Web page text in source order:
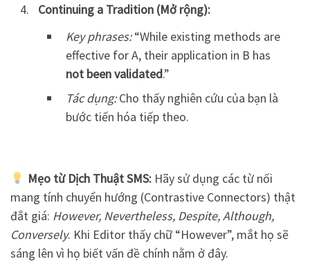
Continuing a Tradition (Mở rộng):
Key phrases:“While existing methods are
effective for A, their application in B has
not been validated.”
Tác dụng:Cho thấy nghiên cứu của bạn là
bước tiến hóa tiếp theo.
Mẹo từ Dịch Thuật SMS:Hãy sử dụng các từ nối
mang tính chuyển hướng (Contrastive Connectors) thật
đắt giá: However, Nevertheless, Despite, Although,
Conversely. Khi Editor thấy chữ “However”, mắt họ sẽ
sáng lên vì họ biết vấn đề chính nằm ở đây.